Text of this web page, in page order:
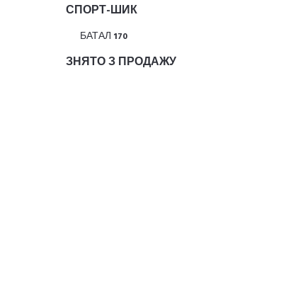
СПОРТ-ШИК
БАТАЛ 170
ЗНЯТО З ПРОДАЖУ